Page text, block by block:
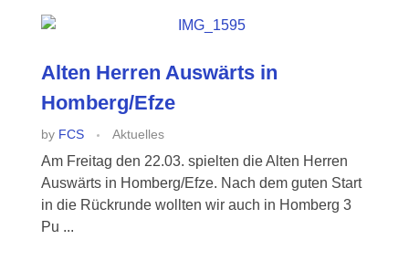
Alten Herren Auswärts in
Homberg/Efze
by FCS Aktuelles
Am Freitag den 22.03. spielten die Alten Herren
Auswärts in Homberg/Efze. Nach dem guten Start
in die Rückrunde wollten wir auch in Homberg 3
Pu ...